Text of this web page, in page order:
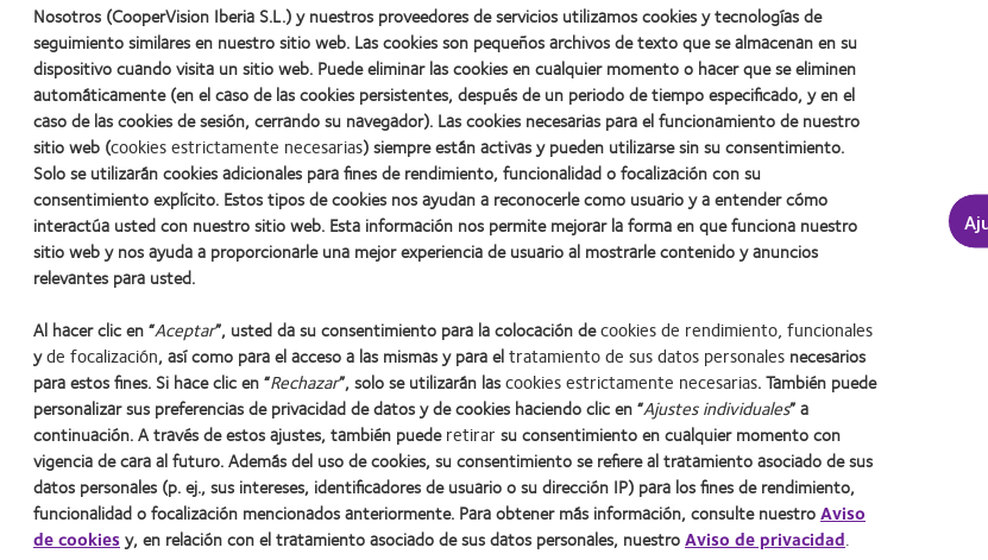
Learn
more
about
Premio
Silmo
d’Or
al
Learn
more
about
2012
y
2010:
Mejor
Learn
more
about
2011:
Premios
a
la
Learn
more
about
2011:
Premio
a
la
Learn
more
about
2012:
Premio
Manufacturing
Leadership
Learn
more
about
2012
Premio
internacional
REBRAND
Learn
more
about
Premio
de
la
Industria
Nuestros productos Noticias Contacto Política de privacidad Contacto Web del usuario Condiciones Gestionar
© 2026 CooperVision|Parte deCooperCompanies
Nosotros (CooperVision Iberia S.L.) y nuestros proveedores de servicios utilizamos cookies y tecnologías de
seguimiento similares en nuestro sitio web. Las cookies son pequeños archivos de texto que se almacenan en su
dispositivo cuando visita un sitio web. Puede eliminar las cookies en cualquier momento o hacer que se eliminen
automáticamente (en el caso de las cookies persistentes, después de un periodo de tiempo especificado, y en el
caso de las cookies de sesión, cerrando su navegador). Las cookies necesarias para el funcionamiento de nuestro
sitio web (cookies estrictamente necesarias) siempre están activas y pueden utilizarse sin su consentimiento.
Solo se utilizarán cookies adicionales para fines de rendimiento, funcionalidad o focalización con su
consentimiento explícito. Estos tipos de cookies nos ayudan a reconocerle como usuario y a entender cómo
interactúa usted con nuestro sitio web. Esta información nos permite mejorar la forma en que funciona nuestro
sitio web y nos ayuda a proporcionarle una mejor experiencia de usuario al mostrarle contenido y anuncios
relevantes para usted.
Al hacer clic en “Aceptar”, usted da su consentimiento para la colocación decookies de rendimiento, funcionales
yde focalización, así como para el acceso a las mismas y para eltratamiento de sus datos personales necesarios
para estos fines. Si hace clic en “Rechazar”, solo se utilizarán lascookies estrictamente necesarias. También puede
personalizar sus preferencias de privacidad de datos y de cookies haciendo clic en “Ajustes individuales” a
continuación. A través de estos ajustes, también puederetirarsu consentimiento en cualquier momento con
vigencia de cara al futuro. Además del uso de cookies, su consentimiento se refiere al tratamiento asociado de sus
datos personales (p. ej., sus intereses, identificadores de usuario o su dirección IP) para los fines de rendimiento,
funcionalidad o focalización mencionados anteriormente. Para obtener más información, consulte nuestroAviso
de cookiesy, en relación con el tratamiento asociado de sus datos personales, nuestroAviso de privacidad.